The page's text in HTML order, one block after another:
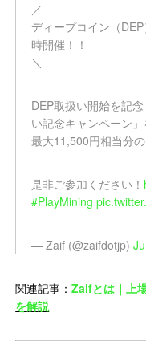
／
ディープコイン（
時開催！！
＼
DEP取扱い開始を記
い記念キャンペーン
最大11,500円相当分
是非ご参加ください！
#PlayMining
— Zaif (@zaifdotjp)
関連記事：Zaifとは｜上
を解説